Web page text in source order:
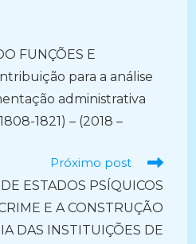
FUNÇÕES E
para a análise
administrativa
1821) – (2018 –
Próximo post
ESTADOS PSÍQUICOS
E A CONSTRUÇÃO
DAS INSTITUIÇÕES DE